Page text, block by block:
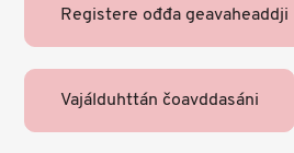
Registere ođđa geavaheaddji
Vajálduhttán čoavddasáni